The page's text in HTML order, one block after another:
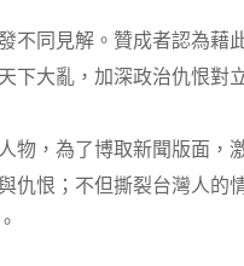
不同見解。贊成者認為藉
下大亂，加深政治仇恨對
物，為了博取新聞版面，
仇恨；不但撕裂台灣人的